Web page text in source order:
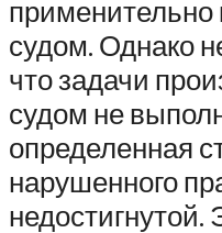
применительно
судом. Однако
что задачи
судом не
определенная
нарушенного
недостигнутой.